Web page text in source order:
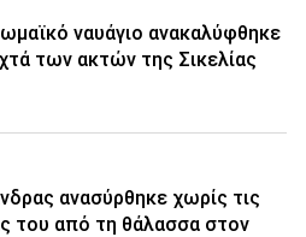
ναυάγιο ανακαλύφθηκε
των ακτών της Σικελίας
ανασύρθηκε χωρίς τις
του από τη θάλασσα στον